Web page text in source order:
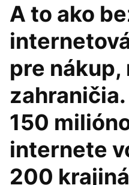
A to ako
pre nákup,
150
internete
200